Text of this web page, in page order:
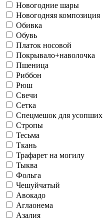
Новогодние шары
Новогодняя композиция
Обивка
Обувь
Платок носовой
Покрывало+наволочка
Пшеница
Риббон
Рюш
Свечи
Сетка
Спецмешок для усопших
Стропы
Тесьма
Ткань
Трафарет на могилу
Тыква
Фольга
Чешуйчатый
Авокадо
Аглаонема
Азалия